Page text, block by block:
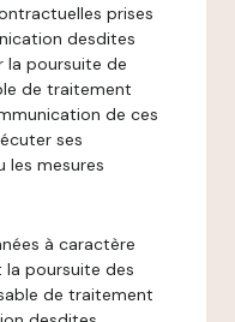
prises
desdites
la poursuite de
de traitement
de ces
ses
les mesures
à caractère
poursuite des
de traitement